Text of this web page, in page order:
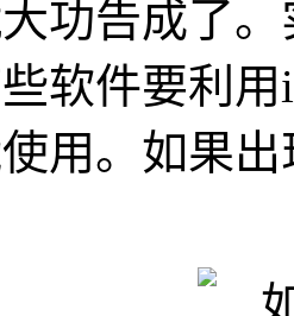
功告成了
软件要利
用。如果